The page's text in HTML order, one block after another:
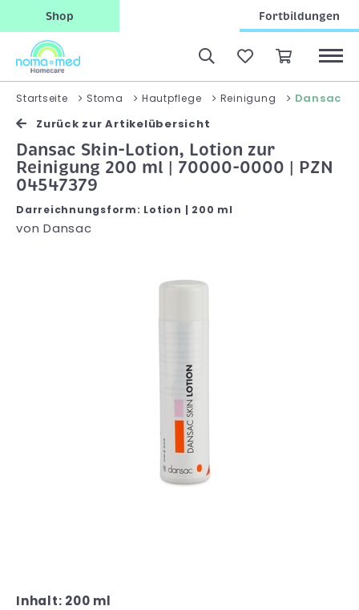
Shop Fortbildungen
Startseite Stoma Hautpflege Reinigung
Dansac
Zurück zur Artikelübersicht
Dansac Skin-Lotion, Lotion zur
Reinigung 200 ml | 70000-0000 | PZN
04547379
Darreichnungsform: Lotion | 200 ml
von Dansac
Inhalt: 200 ml